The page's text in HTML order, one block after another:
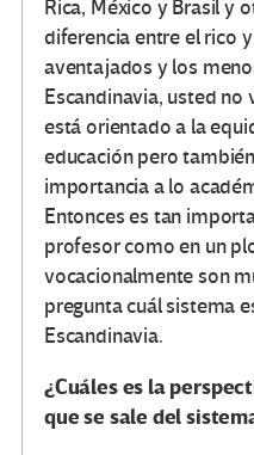
Rica, México y Brasil y
diferencia entre el rico
aventajados y los
Escandinavia, usted no
está orientado a la
educación pero
importancia a lo
Entonces es tan
profesor como en un
vocacionalmente son
pregunta cuál sistema
Escandinavia.
¿Cuáles es la
que se sale del